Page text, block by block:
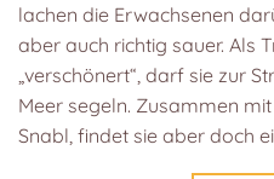
lachen die Erwachsenen
aber auch richtig sauer. Als
„verschönert“, darf sie zur
Meer segeln. Zusammen
Snabl, findet sie aber doch